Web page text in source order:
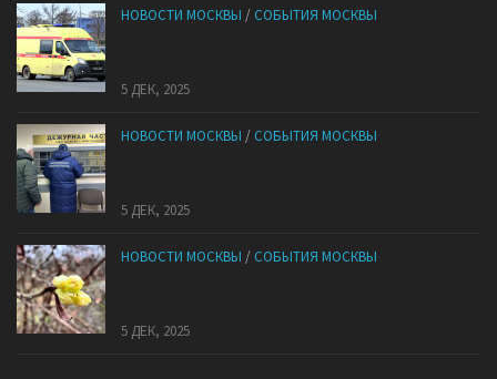
НОВОСТИ МОСКВЫ / СОБЫТИЯ МОСКВЫ
5 ДЕК, 2025
НОВОСТИ МОСКВЫ / СОБЫТИЯ МОСКВЫ
5 ДЕК, 2025
НОВОСТИ МОСКВЫ / СОБЫТИЯ МОСКВЫ
5 ДЕК, 2025